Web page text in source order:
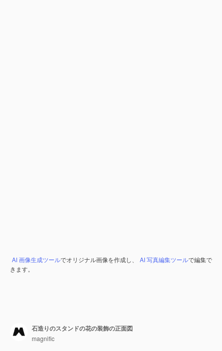
AI 画像生成ツールでオリジナル画像を作成し、 AI 写真編集ツールで編集で
きます。
石造りのスタンドの花の装飾の正面図
magnific